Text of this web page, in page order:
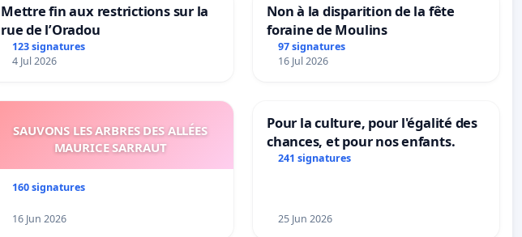
Mettre fin aux restrictions sur la
rue de l’Oradou
123 signatures
4 Jul 2026
Non à la disparition de la fête
foraine de Moulins
97 signatures
16 Jul 2026
SAUVONS LES ARBRES DES ALLÉES
MAURICE SARRAUT
160 signatures
16 Jun 2026
Pour la culture, pour l'égalité des
chances, et pour nos enfants.
241 signatures
25 Jun 2026